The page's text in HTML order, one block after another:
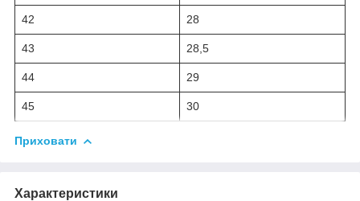
42 28
43 28,5
44 29
45 30
Приховати
Характеристики